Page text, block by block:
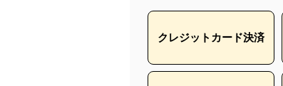
クレジットカード決済